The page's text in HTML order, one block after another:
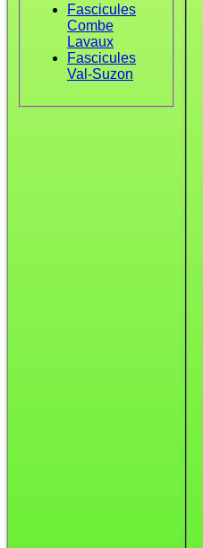
Fascicules
Combe
Lavaux
Fascicules
Val-Suzon